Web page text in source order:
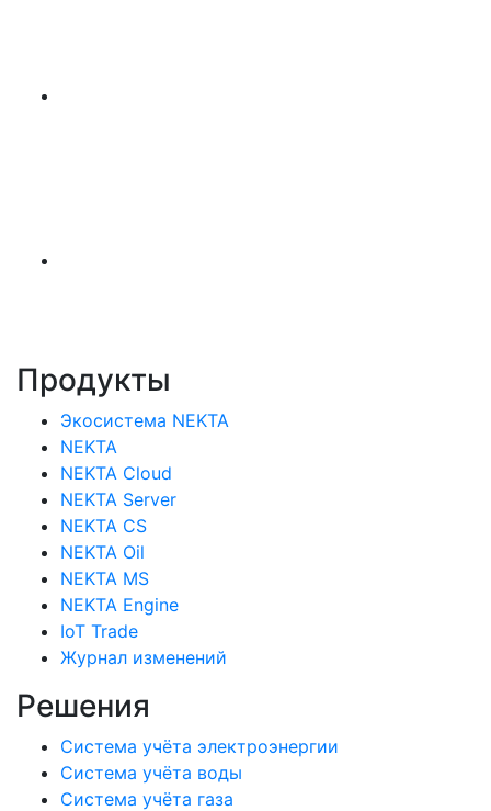
Продукты
Экосистема NEKTA
NEKTA
NEKTA Cloud
NEKTA Server
NEKTA CS
NEKTA Oil
NEKTA MS
NEKTA Engine
IoT Trade
Журнал изменений
Решения
Система учёта электроэнергии
Система учёта воды
Система учёта газа